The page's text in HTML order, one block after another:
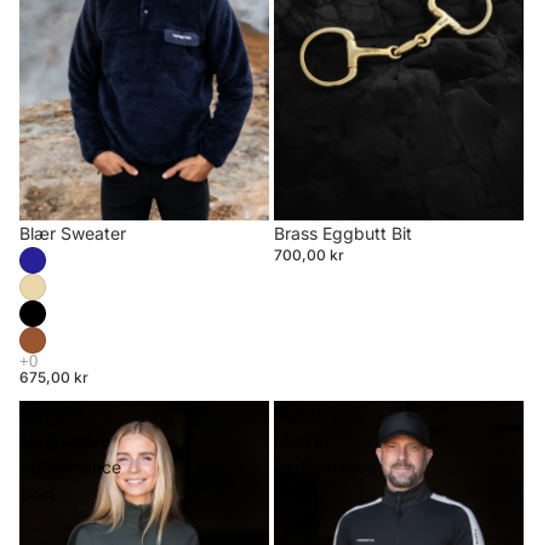
Blær Sweater
675,00 kr
Brass Eggbutt Bit
700,00 kr
Longsleeve
Performance